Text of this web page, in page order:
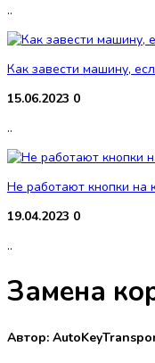
..
Как завести машину,
15.06.2023 0
..
Не работают кнопки на
19.04.2023 0
..
Замена
Автор: